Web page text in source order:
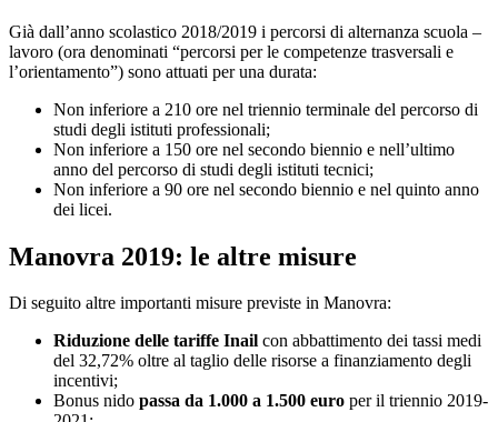
Già dall’anno scolastico 2018/2019 i percorsi di alternanza scuola –
lavoro (ora denominati “percorsi per le competenze trasversali e
l’orientamento”) sono attuati per una durata:
Non inferiore a 210 ore nel triennio terminale del percorso di
studi degli istituti professionali;
Non inferiore a 150 ore nel secondo biennio e nell’ultimo
anno del percorso di studi degli istituti tecnici;
Non inferiore a 90 ore nel secondo biennio e nel quinto anno
dei licei.
Manovra 2019: le altre misure
Di seguito altre importanti misure previste in Manovra:
Riduzione delle tariffe Inail con abbattimento dei tassi medi
del 32,72% oltre al taglio delle risorse a finanziamento degli
incentivi;
Bonus nido passa da 1.000 a 1.500 euro per il triennio 2019-